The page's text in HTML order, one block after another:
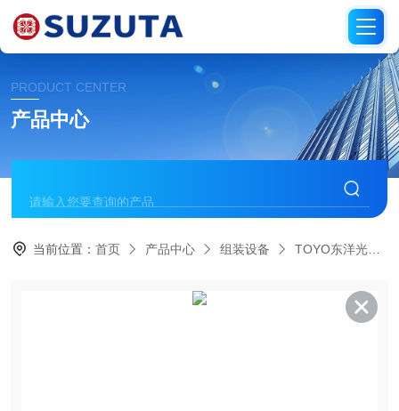
PRODUCT CENTER
产品中心
当前位置：首页 产品中心 组装设备 TOYO东洋光通信器